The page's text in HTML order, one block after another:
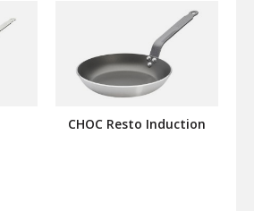
CHOC Resto Induction